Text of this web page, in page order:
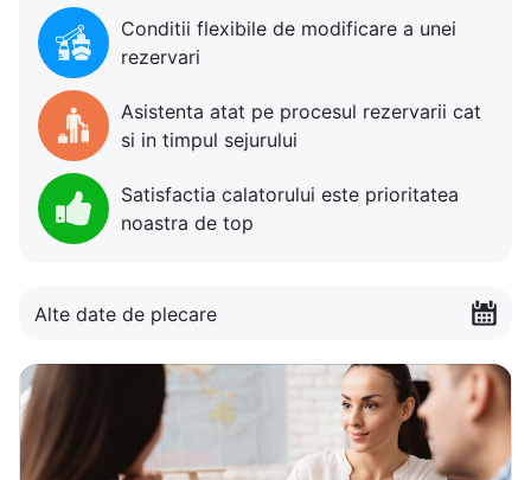
Conditii flexibile de modificare a unei
rezervari
Asistenta atat pe procesul rezervarii cat
si in timpul sejurului
Satisfactia calatorului este prioritatea
noastra de top
Alte date de plecare